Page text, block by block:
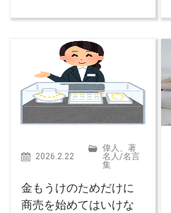
2026.2.22
偉人、著
名人/名言
集
金もうけのためだけに
商売を始めてはいけな